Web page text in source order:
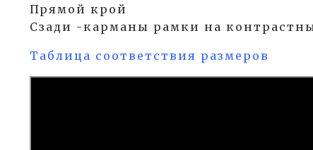
Прямой крой
Сзади -карманы рамки на
Таблица соответствия размеров